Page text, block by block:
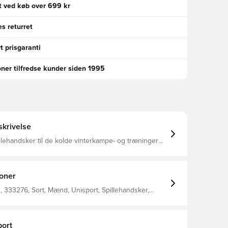
ved køb over 699 kr
returret
prisgaranti
tilfredse kunder siden 1995
til de kolde vinterkampe- og træninger
logo på
333276, Sort, Mænd, Unisport, Spillehandsker,